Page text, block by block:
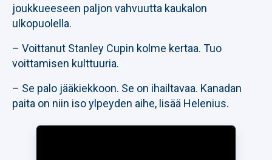
joukkueeseen paljon vahvuutta kaukalon
ulkopuolella.
– Voittanut Stanley Cupin kolme kertaa. Tuo
voittamisen kulttuuria.
– Se palo jääkiekkoon. Se on ihailtavaa. Kanadan
paita on niin iso ylpeyden aihe, lisää Helenius.